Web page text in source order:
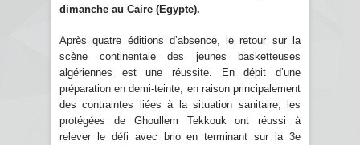
dimanche au Caire (Egypte).
Après quatre éditions d’absence, le retour sur la
scène continentale des jeunes basketteuses
algériennes est une réussite. En dépit d’une
préparation en demi-teinte, en raison principalement
des contraintes liées à la situation sanitaire, les
protégées de Ghoullem Tekkouk ont réussi à
relever le défi avec brio en terminant sur la 3e